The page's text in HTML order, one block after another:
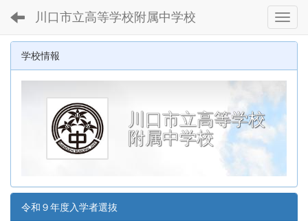
川口市立高等学校附属中学校
学校情報
川口市立高等学校
附属中学校
令和９年度入学者選抜